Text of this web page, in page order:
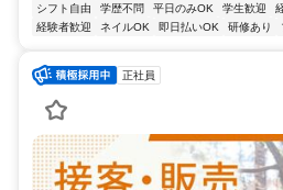
シフト自由
学歴不問 平日のみOK 学生歓迎
経験者歓迎
ネイルOK 即日払いOK 研修あり
正社員